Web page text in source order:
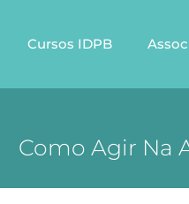
Cursos IDPB
Como Agir Na